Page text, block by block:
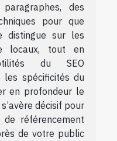
des
pour que
distingue sur les
locaux, tout en
du SEO
les spécificités du
en profondeur le
décisif pour
référencement
de votre public